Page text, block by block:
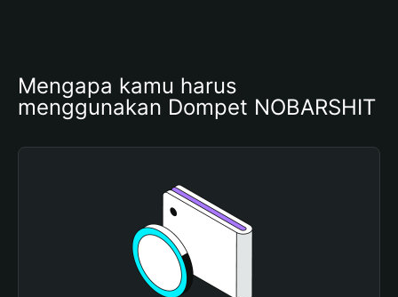
Mengapa kamu harus
menggunakan Dompet NOBARSHIT